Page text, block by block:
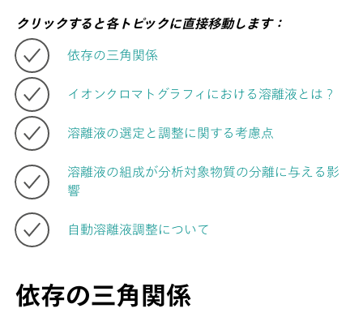
クリックすると各トピックに直接移動します：
依存の三角関係
イオンクロマトグラフィにおける溶離液とは？
溶離液の選定と調整に関する考慮点
溶離液の組成が分析対象物質の分離に与える影
響
自動溶離液調整について
依存の三角関係